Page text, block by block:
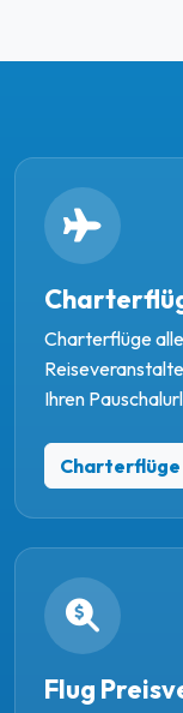
Charterflüge
Ihren
Charterflüge
Flug